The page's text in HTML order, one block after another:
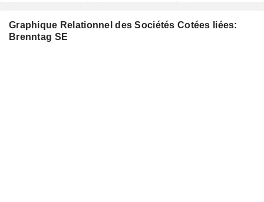
Graphique Relationnel des Sociétés Cotées liées:
Brenntag SE